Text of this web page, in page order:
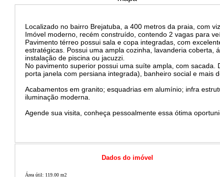
Localizado no bairro Brejatuba, a 400 metros da praia, com
Imóvel moderno, recém construído, contendo 2 vagas para
Pavimento térreo possui sala e copa integradas, com
estratégicas. Possui uma ampla cozinha, lavanderia
instalação de piscina ou jacuzzi.
No pavimento superior possui uma suíte ampla, com
porta janela com persiana integrada), banheiro social e mais
Acabamentos em granito; esquadrias em alumínio; infra
iluminação moderna.
Agende sua visita, conheça pessoalmente essa ótima
Dados do imóvel
Área útil: 119.00 m2